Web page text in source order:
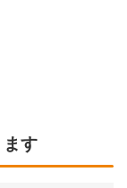
す